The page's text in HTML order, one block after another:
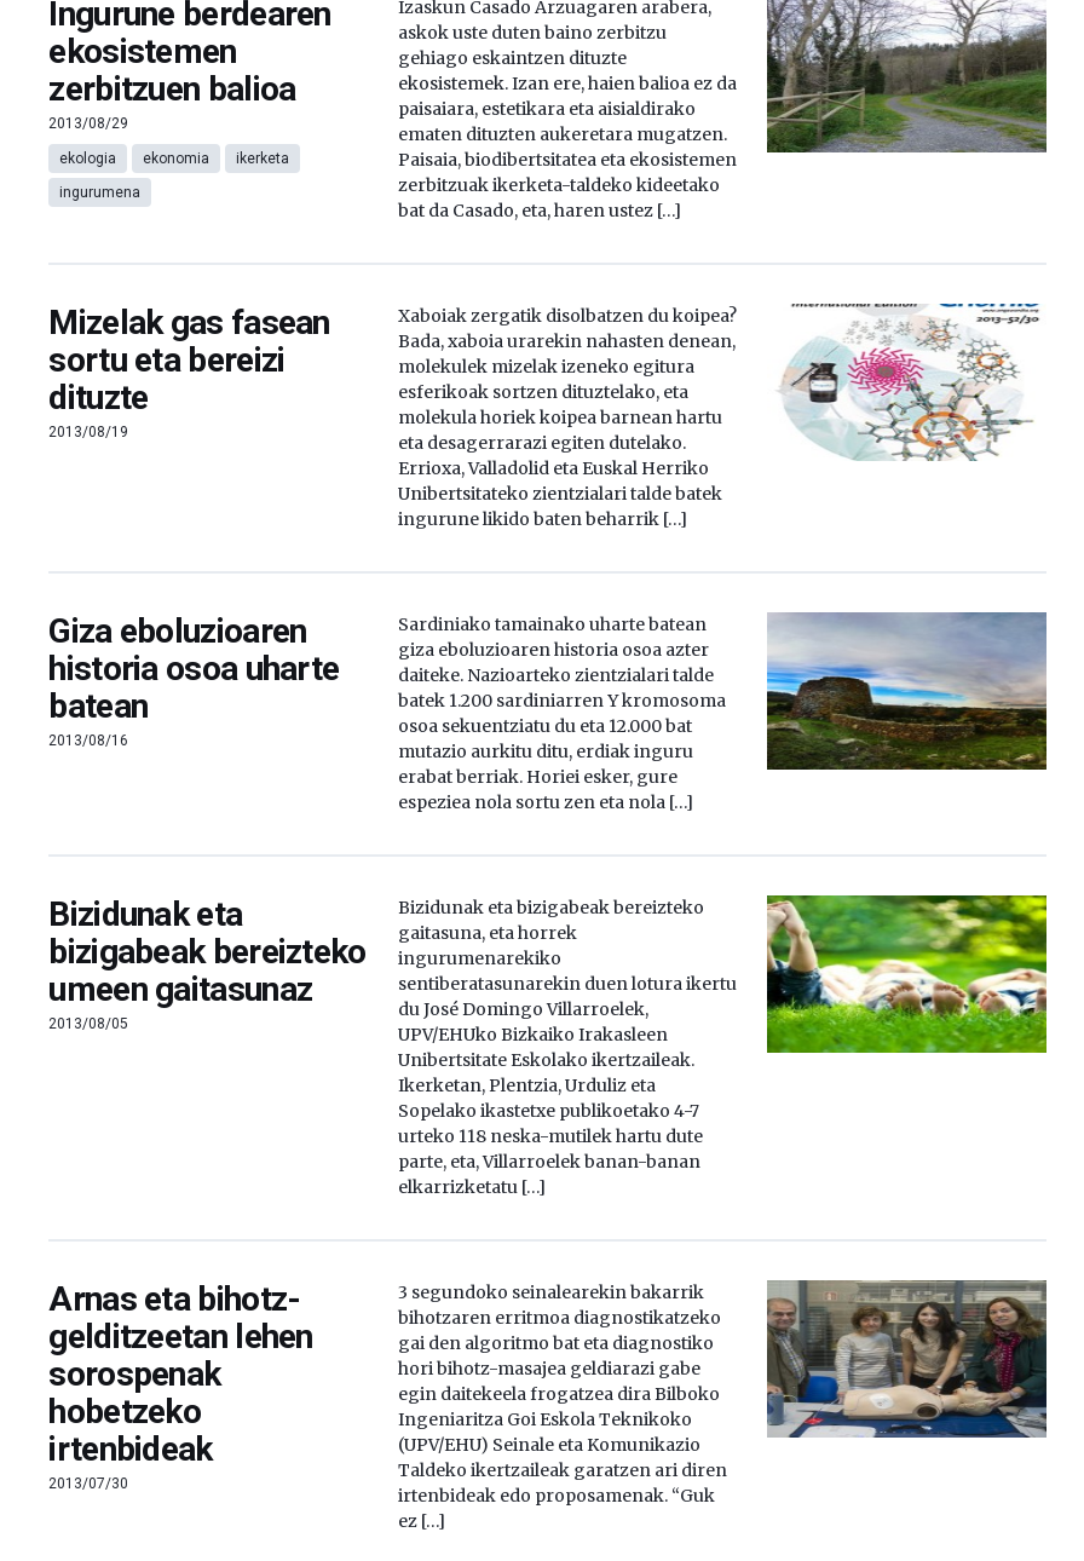
Ingurune berdearen
ekosistemen
zerbitzuen balioa
2013/08/29
ekologia ekonomia
ikerketa
ingurumena
Izaskun Casado Arzuagaren arabera,
askok uste duten baino zerbitzu
gehiago eskaintzen dituzte
ekosistemek. Izan ere, haien balioa ez da
paisaiara, estetikara eta aisialdirako
ematen dituzten aukeretara mugatzen.
Paisaia, biodibertsitatea eta ekosistemen
zerbitzuak ikerketa-taldeko kideetako
bat da Casado, eta, haren ustez […]
Mizelak gas fasean
sortu eta bereizi
dituzte
2013/08/19
Xaboiak zergatik disolbatzen du koipea?
Bada, xaboia urarekin nahasten denean,
molekulek mizelak izeneko egitura
esferikoak sortzen dituztelako, eta
molekula horiek koipea barnean hartu
eta desagerrarazi egiten dutelako.
Errioxa, Valladolid eta Euskal Herriko
Unibertsitateko zientzialari talde batek
ingurune likido baten beharrik […]
Giza eboluzioaren
historia osoa uharte
batean
2013/08/16
Sardiniako tamainako uharte batean
giza eboluzioaren historia osoa azter
daiteke. Nazioarteko zientzialari talde
batek 1.200 sardiniarren Y kromosoma
osoa sekuentziatu du eta 12.000 bat
mutazio aurkitu ditu, erdiak inguru
erabat berriak. Horiei esker, gure
espeziea nola sortu zen eta nola […]
Bizidunak eta
bizigabeak bereizteko
umeen gaitasunaz
2013/08/05
Bizidunak eta bizigabeak bereizteko
gaitasuna, eta horrek
ingurumenarekiko
sentiberatasunarekin duen lotura ikertu
du José Domingo Villarroelek,
UPV/EHUko Bizkaiko Irakasleen
Unibertsitate Eskolako ikertzaileak.
Ikerketan, Plentzia, Urduliz eta
Sopelako ikastetxe publikoetako 4-7
urteko 118 neska-mutilek hartu dute
parte, eta, Villarroelek banan-banan
elkarrizketatu […]
Arnas eta bihotz-
gelditzeetan lehen
sorospenak
hobetzeko
irtenbideak
2013/07/30
3 segundoko seinalearekin bakarrik
bihotzaren erritmoa diagnostikatzeko
gai den algoritmo bat eta diagnostiko
hori bihotz-masajea geldiarazi gabe
egin daitekeela frogatzea dira Bilboko
Ingeniaritza Goi Eskola Teknikoko
(UPV/EHU) Seinale eta Komunikazio
Taldeko ikertzaileak garatzen ari diren
irtenbideak edo proposamenak. “Guk
ez […]